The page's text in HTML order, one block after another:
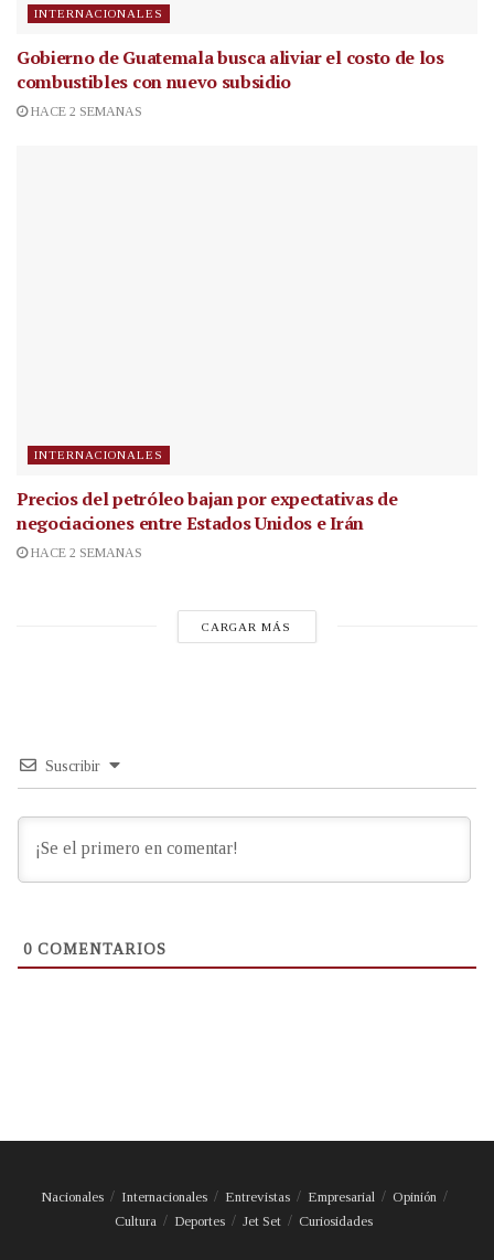
INTERNACIONALES
Gobierno de Guatemala busca aliviar el costo de los
combustibles con nuevo subsidio
HACE 2 SEMANAS
INTERNACIONALES
Precios del petróleo bajan por expectativas de
negociaciones entre Estados Unidos e Irán
HACE 2 SEMANAS
CARGAR MÁS
Suscribir
0 COMENTARIOS
Nacionales Internacionales Entrevistas Empresarial
Opinión
Cultura
Deportes Jet Set Curiosidades